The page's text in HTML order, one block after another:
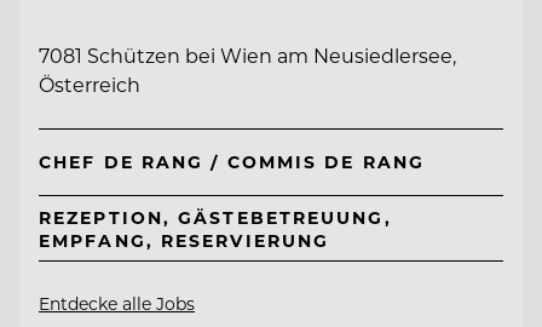
7081 Schützen bei Wien am Neusiedlersee,
Österreich
CHEF DE RANG / COMMIS DE RANG
REZEPTION, GÄSTEBETREUUNG,
EMPFANG, RESERVIERUNG
Entdecke alle Jobs